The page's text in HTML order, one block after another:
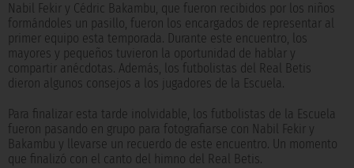
Nabil Fekir y Cédric Bakambu, que fueron recibidos por los niños
formándoles un pasillo, fueron los encargados de representar al
primer equipo esta temporada. Durante este encuentro, los
mayores y pequeños tuvieron la oportunidad de hablar y
compartir anécdotas. Además, los futbolistas del Real Betis
dieron algunos consejos a los jugadores de la Escuela.
Para finalizar esta tarde inolvidable, los futbolistas de la Escuela
fueron pasando en grupo para fotografiarse con Nabil Fekir y
Bakambu y llevarse un recuerdo de este encuentro. Un momento
que finalizó con el canto del himno del Real Betis.